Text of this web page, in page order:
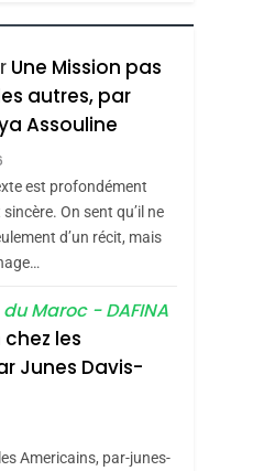
:
JE
MA
Par Thérèse
Dvir
NOUS
– Jacques
: Les Amandes
Le Miel
Azilal
Produits
MAROC
–
Une Mission pas
autres, par
Assouline
est profondément
On sent qu’il ne
d’un récit, mais
Maroc - DAFINA
les
Junes Davis-
Americains, par-junes-